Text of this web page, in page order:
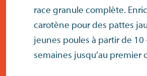
race granule complète.
carotène pour des pattes
jeunes poules à partir de 10
semaines jusqu’au premier